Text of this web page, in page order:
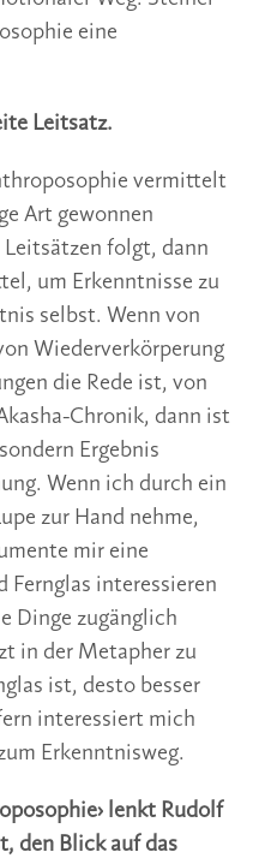
eine
Leitsatz.
vermittelt
Art gewonnen
Leitsätzen folgt, dann
um Erkenntnisse zu
selbst. Wenn von
Wiederverkörperung
die Rede ist, von
Chronik, dann ist
Ergebnis
Wenn ich durch ein
zur Hand nehme,
mir eine
Fernglas interessieren
Dinge zugänglich
in der Metapher zu
ist, desto besser
interessiert mich
Erkenntnisweg.
lenkt Rudolf
den Blick auf das